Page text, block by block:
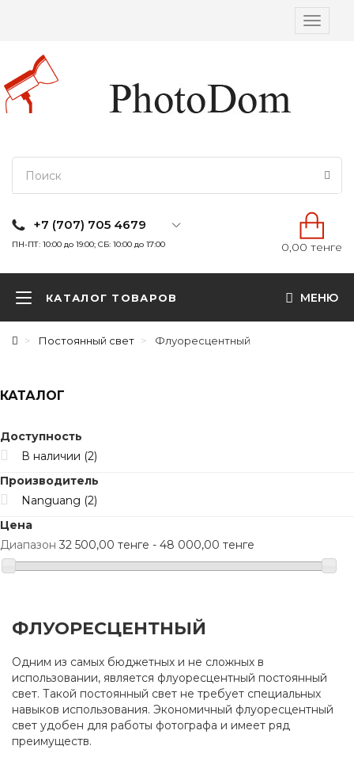
Вкл/
+7 (707) 705 4679
ПН-ПТ: 10:00 до 19:00; СБ: 10:00 до 17:00 0,00 тенге
КАТАЛОГ ТОВАРОВ МЕНЮ
Постоянный свет Флуоресцентный
КАТАЛОГ
Доступность
В наличии (2)
Производитель
Nanguang (2)
Цена
Диапазон 32 500,00 тенге - 48 000,00 тенге
ФЛУОРЕСЦЕНТНЫЙ
Одним из самых бюджетных и не сложных в
использовании, является флуоресцентный постоянный
свет. Такой постоянный свет не требует специальных
навыков использования. Экономичный флуоресцентный
свет удобен для работы фотографа и имеет ряд
преимуществ.